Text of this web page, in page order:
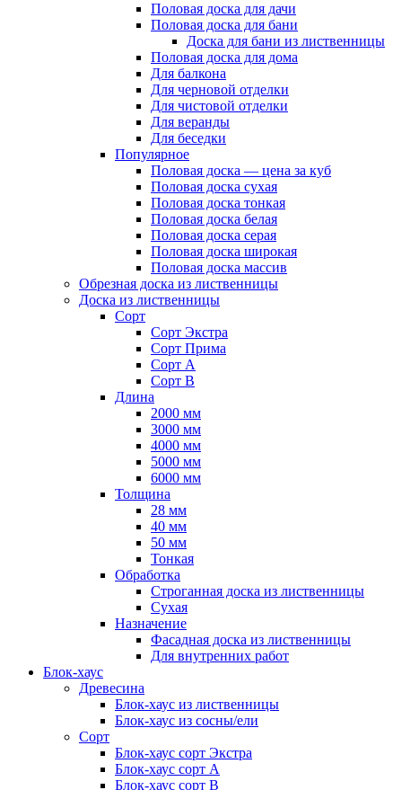
Половая доска для дачи
Половая доска для бани
Доска для бани из лиственницы
Половая доска для дома
Для балкона
Для черновой отделки
Для чистовой отделки
Для веранды
Для беседки
Популярное
Половая доска — цена за куб
Половая доска сухая
Половая доска тонкая
Половая доска белая
Половая доска серая
Половая доска широкая
Половая доска массив
Обрезная доска из лиственницы
Доска из лиственницы
Сорт
Сорт Экстра
Сорт Прима
Сорт А
Сорт B
Длина
2000 мм
3000 мм
4000 мм
5000 мм
6000 мм
Толщина
28 мм
40 мм
50 мм
Тонкая
Обработка
Строганная доска из лиственницы
Сухая
Назначение
Фасадная доска из лиственницы
Для внутренних работ
Блок-хаус
Древесина
Блок-хаус из лиственницы
Блок-хаус из сосны/ели
Сорт
Блок-хаус сорт Экстра
Блок-хаус сорт А
Блок-хаус сорт B